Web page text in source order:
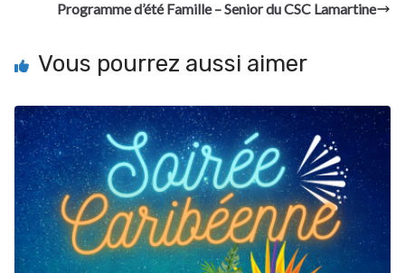
Programme d’été Famille – Senior du CSC Lamartine
Vous pourrez aussi aimer